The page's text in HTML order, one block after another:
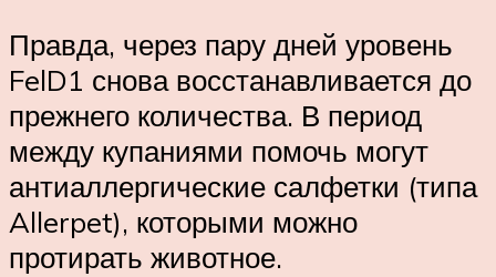
Правда, через пару дней уровень
FelD1 снова восстанавливается до
прежнего количества. В период
между купаниями помочь могут
антиаллергические салфетки (типа
Allerpet), которыми можно
протирать животное.